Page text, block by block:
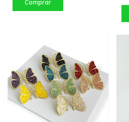
Comprar